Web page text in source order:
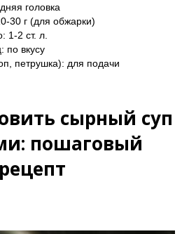
головка
30 г (для обжарки)
1-2 ст. л.
по вкусу
петрушка): для подачи
сырный суп
пошаговый
рецепт